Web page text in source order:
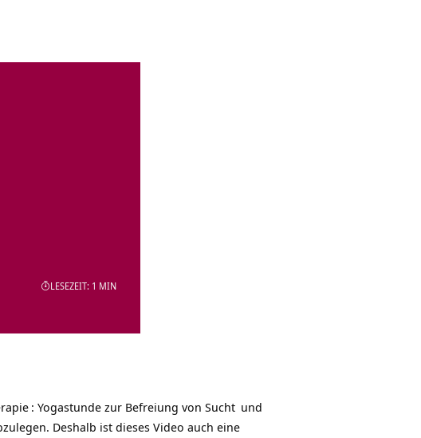
LESEZEIT: 1 MIN
: Yogastunde zur Befreiung von Sucht und
Deshalb ist dieses Video auch eine